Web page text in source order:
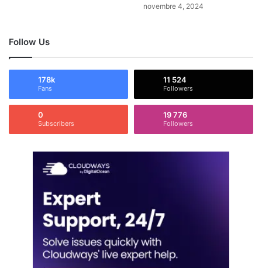
novembre 4, 2024
Follow Us
178k
Fans
11 524
Followers
0
Subscribers
19 776
Followers